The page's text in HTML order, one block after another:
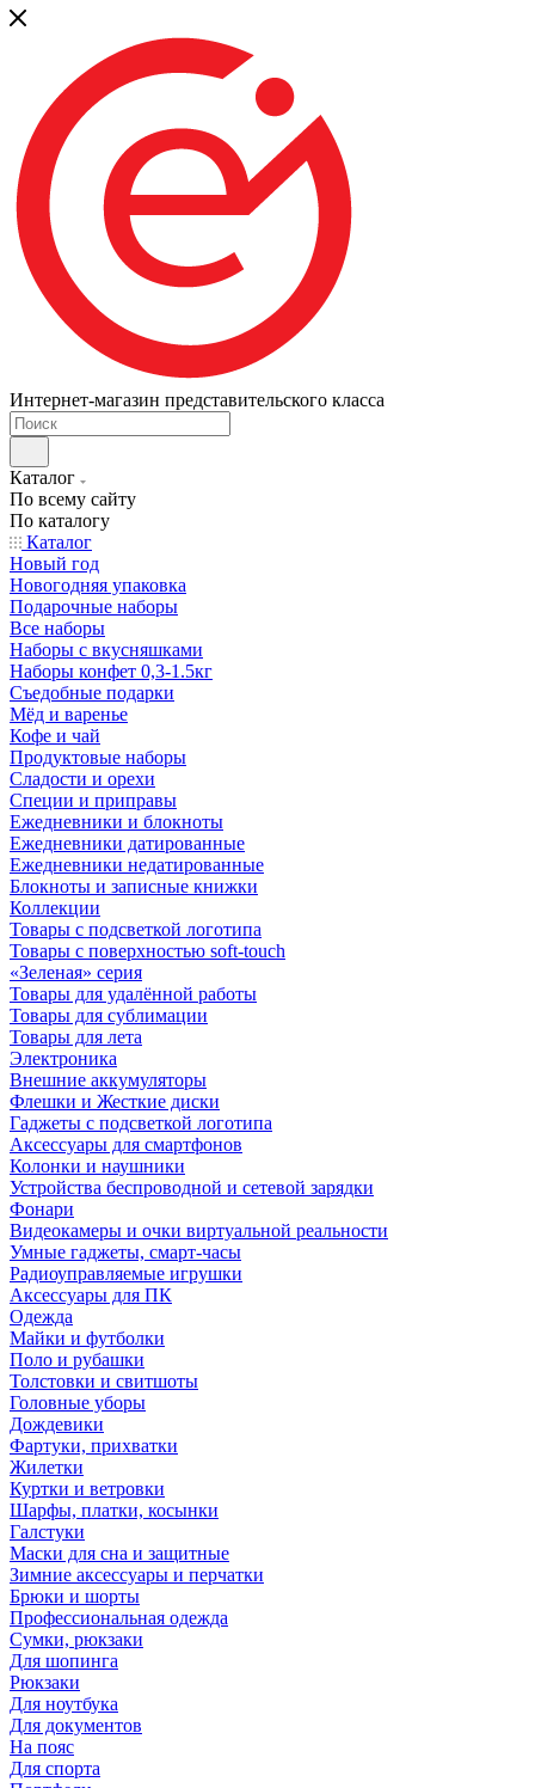
Интернет-магазин представительского класса
Каталог
По всему сайту
По каталогу
Каталог
Новый год
Новогодняя упаковка
Подарочные наборы
Все наборы
Наборы с вкусняшками
Наборы конфет 0,3-1.5кг
Съедобные подарки
Мёд и варенье
Кофе и чай
Продуктовые наборы
Сладости и орехи
Специи и приправы
Ежедневники и блокноты
Ежедневники датированные
Ежедневники недатированные
Блокноты и записные книжки
Коллекции
Товары с подсветкой логотипа
Товары с поверхностью soft-touch
«Зеленая» серия
Товары для удалённой работы
Товары для сублимации
Товары для лета
Электроника
Внешние аккумуляторы
Флешки и Жесткие диски
Гаджеты с подсветкой логотипа
Аксессуары для смартфонов
Колонки и наушники
Устройства беспроводной и сетевой зарядки
Фонари
Видеокамеры и очки виртуальной реальности
Умные гаджеты, смарт-часы
Радиоуправляемые игрушки
Аксессуары для ПК
Одежда
Майки и футболки
Поло и рубашки
Толстовки и свитшоты
Головные уборы
Дождевики
Фартуки, прихватки
Жилетки
Куртки и ветровки
Шарфы, платки, косынки
Галстуки
Маски для сна и защитные
Зимние аксессуары и перчатки
Брюки и шорты
Профессиональная одежда
Сумки, рюкзаки
Для шопинга
Рюкзаки
Для ноутбука
Для документов
На пояс
Для спорта